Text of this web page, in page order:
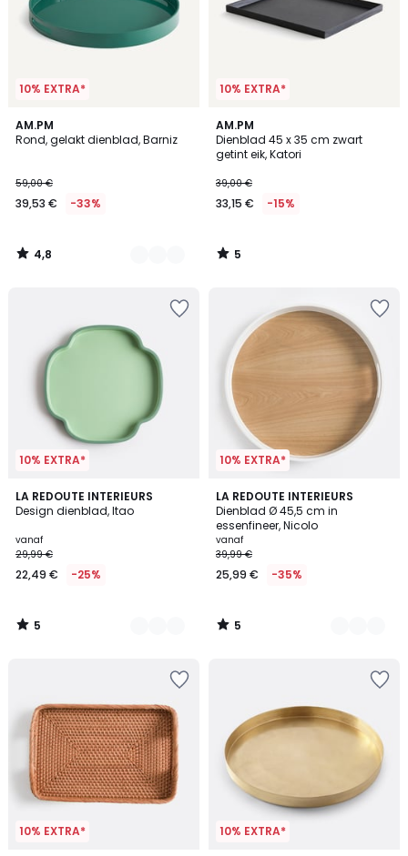
10% EXTRA*
AM.PM
Rond, gelakt dienblad, Barniz
59,00 €
39,53 € -33%
4,8
/ 5
2
Kleuren
4,8
/
10% EXTRA*
AM.PM
Dienblad 45 x 35 cm zwart
getint eik, Katori
39,00 €
33,15 € -15%
5
/
5
5
/
10% EXTRA*
LA REDOUTE INTERIEURS
Design dienblad, Itao
vanaf
29,99 €
22,49 € -25%
5
/
2
Kleuren
5
/
10% EXTRA*
LA REDOUTE INTERIEURS
Dienblad Ø 45,5 cm in
essenfineer, Nicolo
vanaf
39,99 €
25,99 € -35%
5
/
5
2
Kleuren
5
/
10% EXTRA* 10% EXTRA*